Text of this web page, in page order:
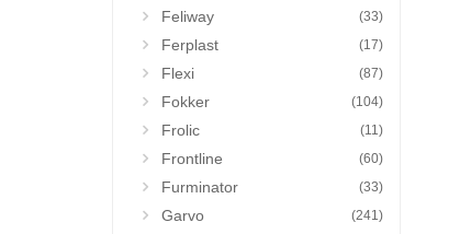
Feliway (33)
Ferplast (17)
Flexi (87)
Fokker (104)
Frolic (11)
Frontline (60)
Furminator (33)
Garvo (241)